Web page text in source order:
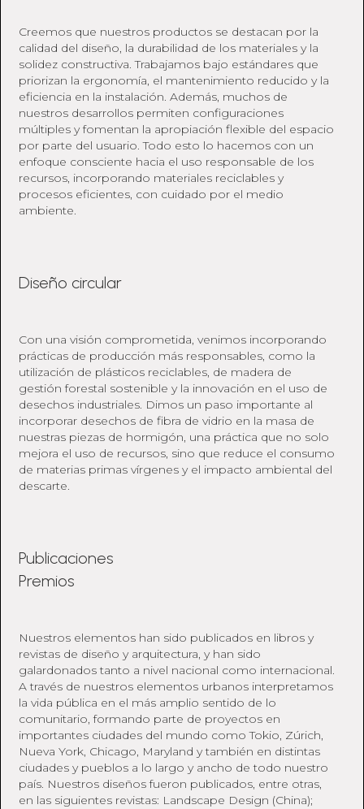
Creemos que nuestros productos se destacan por la
calidad del diseño, la durabilidad de los materiales y la
solidez constructiva. Trabajamos bajo estándares que
priorizan la ergonomía, el mantenimiento reducido y la
eficiencia en la instalación. Además, muchos de
nuestros desarrollos permiten configuraciones
múltiples y fomentan la apropiación flexible del espacio
por parte del usuario. Todo esto lo hacemos con un
enfoque consciente hacia el uso responsable de los
recursos, incorporando materiales reciclables y
procesos eficientes, con cuidado por el medio
ambiente.
Diseño circular
Con una visión comprometida, venimos incorporando
prácticas de producción más responsables, como la
utilización de plásticos reciclables, de madera de
gestión forestal sostenible y la innovación en el uso de
desechos industriales. Dimos un paso importante al
incorporar desechos de fibra de vidrio en la masa de
nuestras piezas de hormigón, una práctica que no solo
mejora el uso de recursos, sino que reduce el consumo
de materias primas vírgenes y el impacto ambiental del
descarte.
Publicaciones
Premios
Nuestros elementos han sido publicados en libros y
revistas de diseño y arquitectura, y han sido
galardonados tanto a nivel nacional como internacional.
A través de nuestros elementos urbanos interpretamos
la vida pública en el más amplio sentido de lo
comunitario, formando parte de proyectos en
importantes ciudades del mundo como Tokio, Zúrich,
Nueva York, Chicago, Maryland y también en distintas
ciudades y pueblos a lo largo y ancho de todo nuestro
país. Nuestros diseños fueron publicados, entre otras,
en las siguientes revistas: Landscape Design (China);